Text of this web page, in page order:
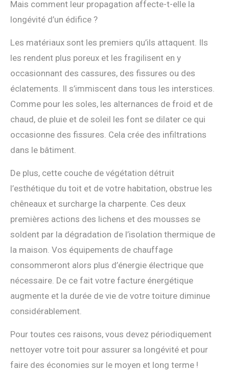
Mais comment leur propagation affecte-t-elle la
longévité d’un édifice ?
Les matériaux sont les premiers qu’ils attaquent. Ils
les rendent plus poreux et les fragilisent en y
occasionnant des cassures, des fissures ou des
éclatements. Il s’immiscent dans tous les interstices.
Comme pour les soles, les alternances de froid et de
chaud, de pluie et de soleil les font se dilater ce qui
occasionne des fissures. Cela crée des infiltrations
dans le bâtiment.
De plus, cette couche de végétation détruit
l’esthétique du toit et de votre habitation, obstrue les
chêneaux et surcharge la charpente. Ces deux
premières actions des lichens et des mousses se
soldent par la dégradation de l’isolation thermique de
la maison. Vos équipements de chauffage
consommeront alors plus d’énergie électrique que
nécessaire. De ce fait votre facture énergétique
augmente et la durée de vie de votre toiture diminue
considérablement.
Pour toutes ces raisons, vous devez périodiquement
nettoyer votre toit pour assurer sa longévité et pour
faire des économies sur le moyen et long terme !